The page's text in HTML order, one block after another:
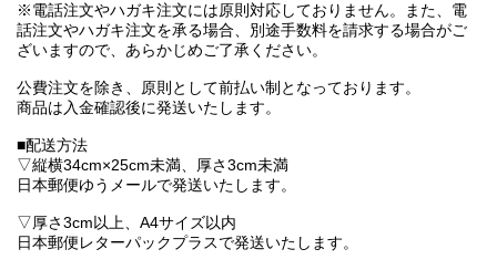
※電話注文やハガキ注文には原則対応しておりません。また、電
話注文やハガキ注文を承る場合、別途手数料を請求する場合がご
ざいますので、あらかじめご了承ください。
公費注文を除き、原則として前払い制となっております。
商品は入金確認後に発送いたします。
■配送方法
▽縦横34cm×25cm未満、厚さ3cm未満
日本郵便ゆうメールで発送いたします。
▽厚さ3cm以上、A4サイズ以内
日本郵便レターパックプラスで発送いたします。